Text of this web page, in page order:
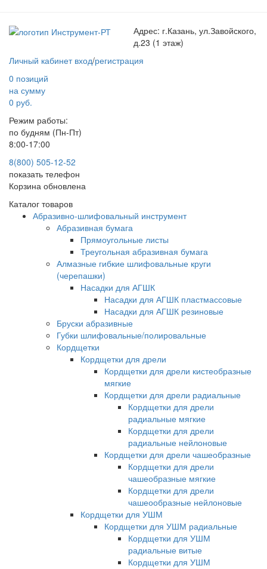
Адрес: г.Казань, ул.Завойского,
д.23 (1 этаж)
Личный кабинет вход/регистрация
0 позиций
на сумму
0 руб.
Режим работы:
по будням (Пн-Пт)
8:00-17:00
8(800) 505-12-52
показать телефон
Корзина обновлена
Каталог товаров
Абразивно-шлифовальный инструмент
Абразивная бумага
Прямоугольные листы
Треугольная абразивная бумага
Алмазные гибкие шлифовальные круги
(черепашки)
Насадки для АГШК
Насадки для АГШК пластмассовые
Насадки для АГШК резиновые
Бруски абразивные
Губки шлифовальные/полировальные
Кордщетки
Кордщетки для дрели
Кордщетки для дрели кистеобразные
мягкие
Кордщетки для дрели радиальные
Кордщетки для дрели
радиальные мягкие
Кордщетки для дрели
радиальные нейлоновые
Кордщетки для дрели чашеобразные
Кордщетки для дрели
чашеобразные мягкие
Кордщетки для дрели
чашеообразные нейлоновые
Кордщетки для УШМ
Кордщетки для УШМ радиальные
Кордщетки для УШМ
радиальные витые
Кордщетки для УШМ